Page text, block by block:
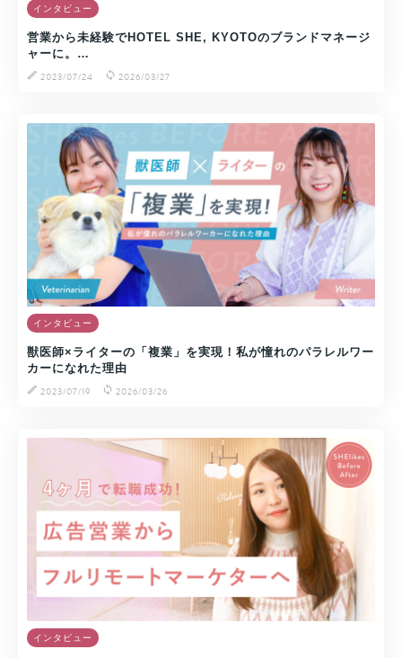
インタビュー
営業から未経験でHOTEL SHE, KYOTOのブランドマネージ
ャーに。…
2023/07/24
2026/03/27
インタビュー
獣医師×ライターの「複業」を実現！私が憧れのパラレルワー
カーになれた理由
2023/07/19
2026/03/26
インタビュー